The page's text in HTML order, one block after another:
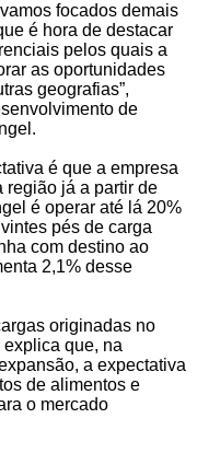
focados demais
é hora de destacar
pelos quais a
as oportunidades
geografias”,
de
é que a empresa
região já a partir de
é operar até lá 20%
pés de carga
com destino ao
2,1% desse
originadas no
que, na
a expectativa
de alimentos e
o mercado